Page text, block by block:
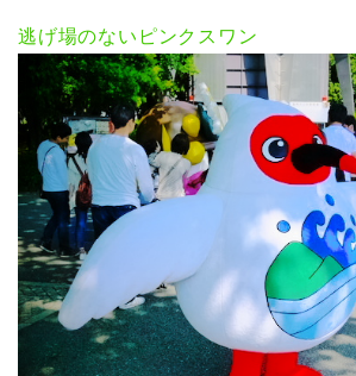
逃げ場のないピンクスワン